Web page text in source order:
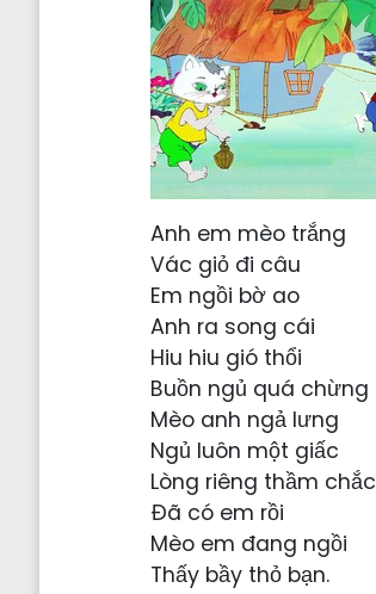
Anh em mèo trắng
Vác giỏ đi câu
Em ngồi bờ ao
Anh ra song cái
Hiu hiu gió thổi
Buồn ngủ quá chừng
Mèo anh ngả lưng
Ngủ luôn một giấc
Lòng riêng thầm chắc
Đã có em rồi
Mèo em đang ngồi
Thấy bầy thỏ bạn.